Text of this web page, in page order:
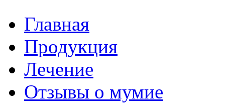
Главная
Продукция
Лечение
Отзывы о мумие